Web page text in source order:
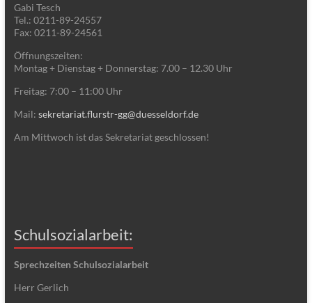
Gabi Tesch
Tel.: 0211-89-24557
Fax: 0211-89-24561
Öffnungszeiten:
Montag + Dienstag + Donnerstag: 7.00 – 12.30 Uhr
Freitag: 7:00 – 11:00 Uhr
Mail: sekretariat.flurstr-gg@duesseldorf.de
Am Mittwoch ist das Sekretariat geschlossen!
Schulsozialarbeit:
Sprechzeiten Schulsozialarbeit
Herr Gerlich